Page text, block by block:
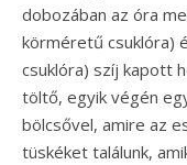
dobozában az óra
körméretű csuklóra)
csuklóra) szíj kapott
töltő, egyik végén
bölcsővel, amire az
tüskéket találunk,